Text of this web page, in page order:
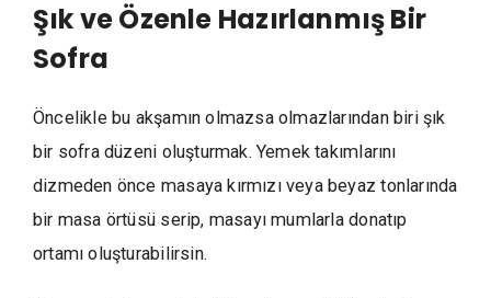
Şık ve Özenle Hazırlanmış Bir
Sofra
Öncelikle bu akşamın olmazsa olmazlarından biri şık
bir sofra düzeni oluşturmak. Yemek takımlarını
dizmeden önce masaya kırmızı veya beyaz tonlarında
bir masa örtüsü serip, masayı mumlarla donatıp
ortamı oluşturabilirsin.